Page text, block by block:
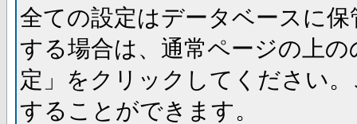
全ての設定はデータベースに
する場合は、通常ページの上
定」をクリックしてください
することができます。